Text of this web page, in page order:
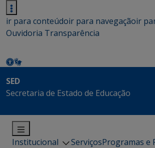
ir para conteúdoir para navegaçãoir
Ouvidoria Transparência
SED
Secretaria de Estado de Educação
Institucional ServiçosProgramas e